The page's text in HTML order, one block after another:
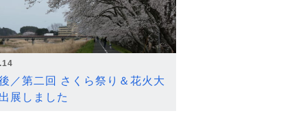
／第二回 さくら祭り＆花火大
展しました